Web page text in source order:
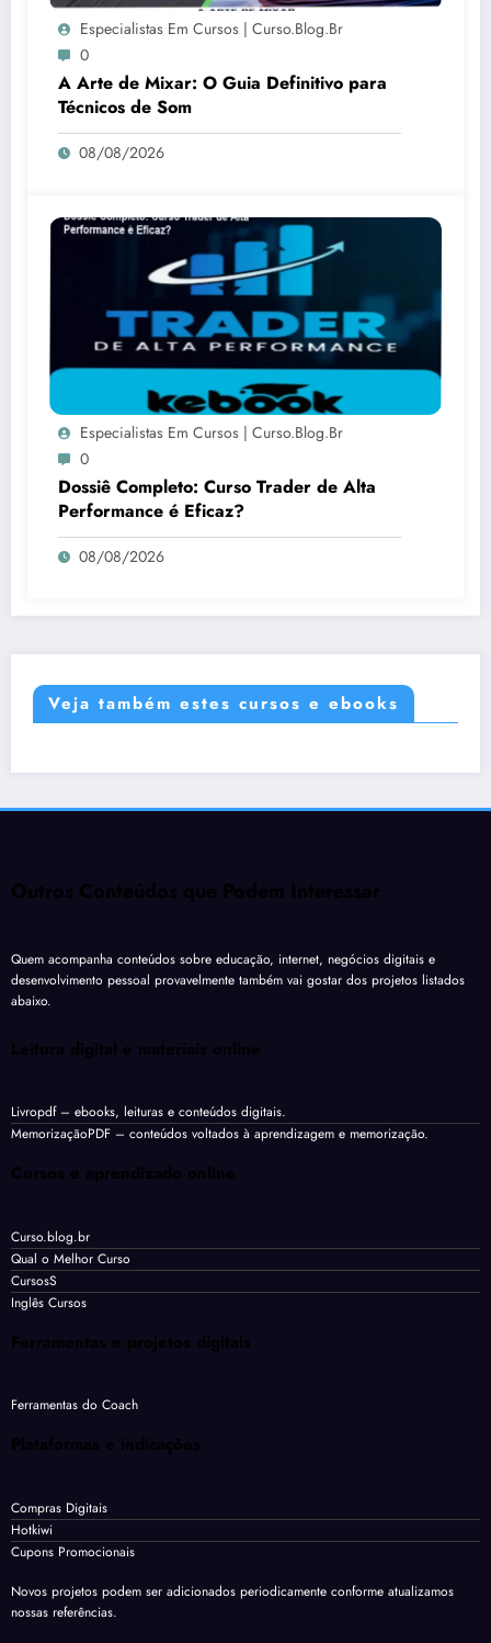
Especialistas Em Cursos | Curso.blog.br
0
A Arte de Mixar: O Guia Definitivo para
Técnicos de Som
08/08/2026
Especialistas Em Cursos | Curso.blog.br
0
Dossiê Completo: Curso Trader de Alta
Performance é Eficaz?
08/08/2026
Veja também estes cursos e ebooks
Outros Conteúdos que Podem Interessar
Quem acompanha conteúdos sobre educação, internet, negócios digitais e
desenvolvimento pessoal provavelmente também vai gostar dos projetos listados
abaixo.
Leitura digital e materiais online
Livropdf– ebooks, leituras e conteúdos digitais.
MemorizaçãoPDF – conteúdos voltados à aprendizagem e memorização.
Cursos e aprendizado online
Curso.blog.br
Qual o Melhor Curso
CursosS
Inglês Cursos
Ferramentas e projetos digitais
Ferramentas do Coach
Plataformas e indicações
Compras Digitais
Hotkiwi
Cupons Promocionais
Novos projetos podem ser adicionados periodicamente conforme atualizamos
nossas referências.